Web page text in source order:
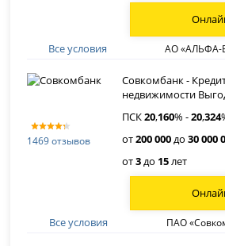
Все условия АО «АЛЬФА-
1469 отзывов
Совкомбанк -
недвижимости
ПСК20,160% -20,324
от200 000до30 000
от3до 15лет
Все условия ПАО